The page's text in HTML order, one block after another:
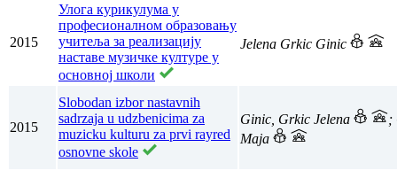
2015
Улога курикулума у
професионалном образовању
учитеља за реализацију
наставе музичке културе у
основној школи
Jelena Grkic Ginic
2015
Slobodan izbor nastavnih
sadrzaja u udzbenicima za
muzicku kulturu za prvi rayred
osnovne skole
Ginic, Grkic Jelena
;
Maja